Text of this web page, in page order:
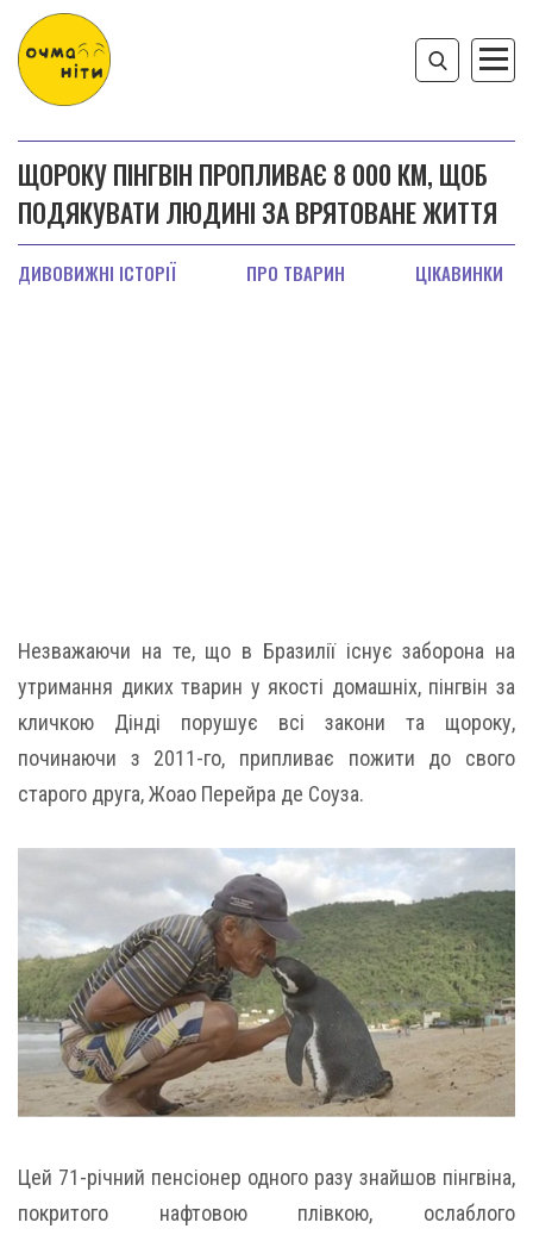
ЩОРОКУ ПІНГВІН ПРОПЛИВАЄ 8 000 КМ, ЩОБ
ПОДЯКУВАТИ ЛЮДИНІ ЗА ВРЯТОВАНЕ ЖИТТЯ
ДИВОВИЖНІ ІСТОРІЇ ПРО ТВАРИН ЦІКАВИНКИ
Незважаючи на те, що в Бразилії існує заборона на
утримання диких тварин у якості домашніх, пінгвін за
кличкою Дінді порушує всі закони та щороку,
починаючи з 2011-го, припливає пожити до свого
старого друга, Жоао Перейра де Соуза.
Цей 71-річний пенсіонер одного разу знайшов пінгвіна,
покритого нафтовою плівкою, ослаблого